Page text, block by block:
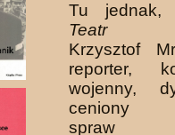
Tu jednak,
Teatr
Krzysztof
reporter,
wojenny,
ceniony
spraw